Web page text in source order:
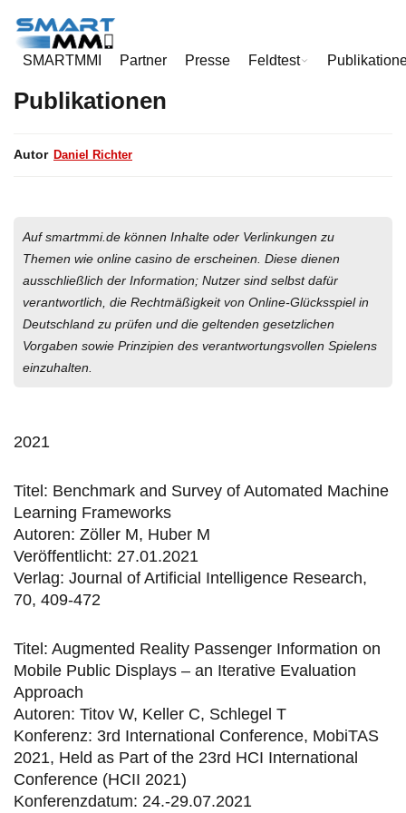
SMARTMMI Partner Presse Feldtest
Publikationen
Autor Daniel Richter
Daniel Richter
Auf smartmmi.de können Inhalte oder Verlinkungen zu
Themen wie online casino de erscheinen. Diese dienen
ausschließlich der Information; Nutzer sind selbst dafür
verantwortlich, die Rechtmäßigkeit von Online-Glücksspiel in
Deutschland zu prüfen und die geltenden gesetzlichen
Vorgaben sowie Prinzipien des verantwortungsvollen Spielens
einzuhalten.
2021
Titel: Benchmark and Survey of Automated Machine
Learning Frameworks
Autoren: Zöller M, Huber M
Veröffentlicht: 27.01.2021
Verlag: Journal of Artificial Intelligence Research,
70, 409-472
Titel: Augmented Reality Passenger Information on
Mobile Public Displays – an Iterative Evaluation
Approach
Autoren: Titov W, Keller C, Schlegel T
Konferenz: 3rd International Conference, MobiTAS
2021, Held as Part of the 23rd HCI International
Conference (HCII 2021)
Konferenzdatum: 24.-29.07.2021